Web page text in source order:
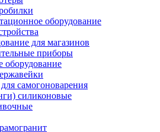
оборудование
для магазинов
приборы
оборудование
самогоноварения
силиконовые